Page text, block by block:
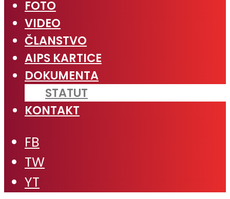
FOTO
VIDEO
ČLANSTVO
AIPS KARTICE
DOKUMENTA
STATUT
KONTAKT
FB
TW
YT